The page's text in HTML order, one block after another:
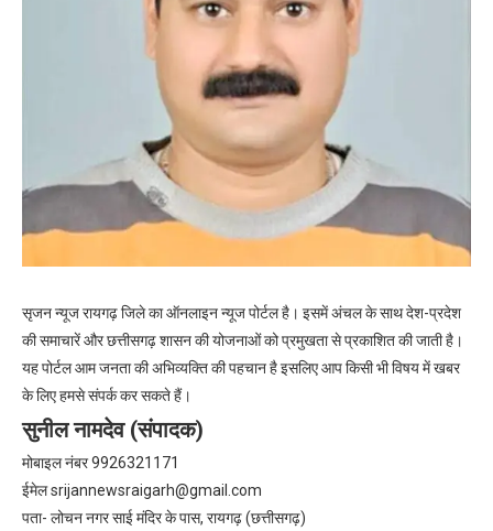
सृजन न्यूज रायगढ़ जिले का ऑनलाइन न्यूज पोर्टल है। इसमें अंचल के साथ देश-प्रदेश
की समाचारें और छत्तीसगढ़ शासन की योजनाओं को प्रमुखता से प्रकाशित की जाती है।
यह पोर्टल आम जनता की अभिव्यक्ति की पहचान है इसलिए आप किसी भी विषय में खबर
के लिए हमसे संपर्क कर सकते हैं।
सुनील नामदेव (संपादक)
मोबाइल नंबर 9926321171
ईमेलsrijannewsraigarh@gmail.com
पता- लोचन नगर साई मंदिर के पास, रायगढ़ (छत्तीसगढ़)